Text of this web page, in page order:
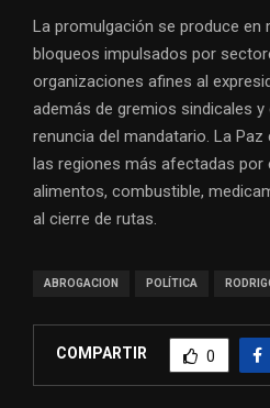
La promulgación se produce en
bloqueos impulsados por
organizaciones afines al
además de gremios sindicales
renuncia del mandatario. La
las regiones más afectadas por
alimentos, combustible,
al cierre de rutas.
ABROGACION POLÍTICA
COMPARTIR 0